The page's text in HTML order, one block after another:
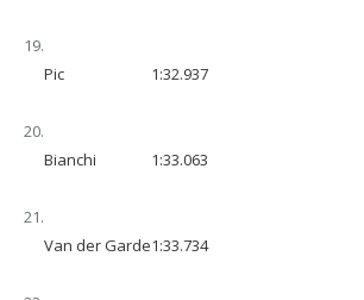
19.
Pic
1:32.937
20.
Bianchi
1:33.063
21.
Van der Garde1:33.734